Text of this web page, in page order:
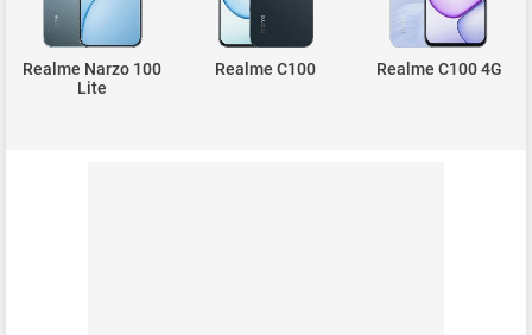
Realme Narzo 100
Lite
Realme C100 Realme C100 4G